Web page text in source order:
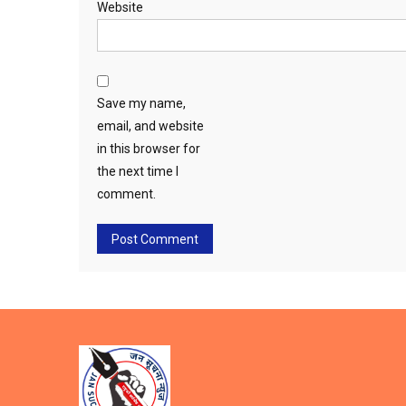
Website
Save my name,
email, and website
in this browser for
the next time I
comment.